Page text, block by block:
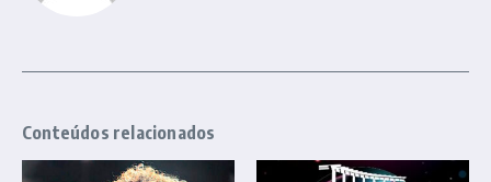
Conteúdos relacionados